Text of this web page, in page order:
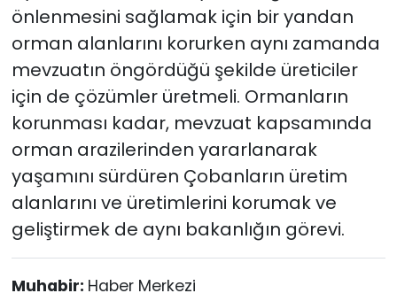
önlenmesini sağlamak için bir yandan
orman alanlarını korurken aynı zamanda
mevzuatın öngördüğü şekilde üreticiler
için de çözümler üretmeli. Ormanların
korunması kadar, mevzuat kapsamında
orman arazilerinden yararlanarak
yaşamını sürdüren Çobanların üretim
alanlarını ve üretimlerini korumak ve
geliştirmek de aynı bakanlığın görevi.
Muhabir: Haber Merkezi